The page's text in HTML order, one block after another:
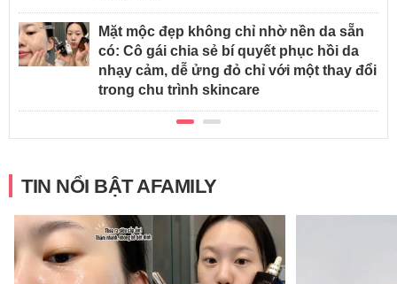
Mặt mộc đẹp không chỉ nhờ nền da sẵn
có: Cô gái chia sẻ bí quyết phục hồi da
nhạy cảm, dễ ửng đỏ chỉ với một thay đổi
trong chu trình skincare
TIN NỔI BẬT AFAMILY